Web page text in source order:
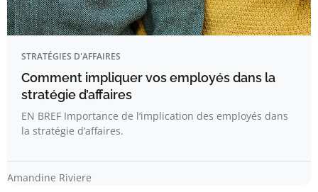
STRATÉGIES D'AFFAIRES
Comment impliquer vos employés dans la
stratégie d’affaires
EN BREF Importance de l’implication des employés dans
la stratégie d’affaires.
Amandine Riviere